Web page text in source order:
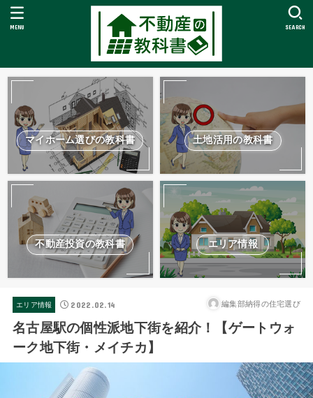
SEARCH
MENU
マイホーム選びの教科書 土地活用の教科書
不動産投資の教科書 エリア情報
エリア情報 2022.02.14 編集部納得の住宅選び
名古屋駅の個性派地下街を紹介！【ゲートウォ
ーク地下街・メイチカ】